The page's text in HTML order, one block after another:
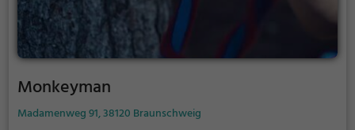
Monkeyman
Madamenweg 91, 38120 Braunschweig